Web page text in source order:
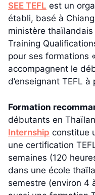
SEE TEFL est un
établi, basé à
ministère thaïlandais
Training
pour ses formations
accompagnent le
d’enseignant TEFL
Formation
débutants en
Internship constitue
une certification
semaines (120
dans une école
semestre (environ 4